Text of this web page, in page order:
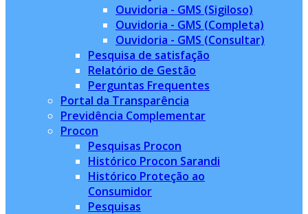
Ouvidoria - GMS (Sigiloso)
Ouvidoria - GMS (Completa)
Ouvidoria - GMS (Consultar)
Pesquisa de satisfação
Relatório de Gestão
Perguntas Frequentes
Portal da Transparência
Previdência Complementar
Procon
Pesquisas Procon
Histórico Procon Sarandi
Histórico Proteção ao
Consumidor
Pesquisas